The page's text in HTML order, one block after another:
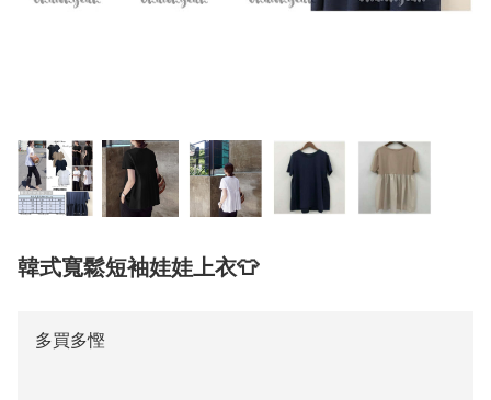
韓式寬鬆短袖娃娃上衣👕
多買多慳